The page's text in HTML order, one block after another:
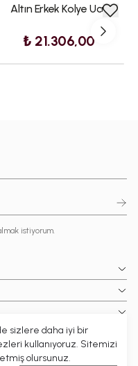
sizlere daha iyi bir
kullanıyoruz. Sitemizi
olursunuz.
Altın Erkek Kolye Ucu
₺ 21.306,00
istiyorum.